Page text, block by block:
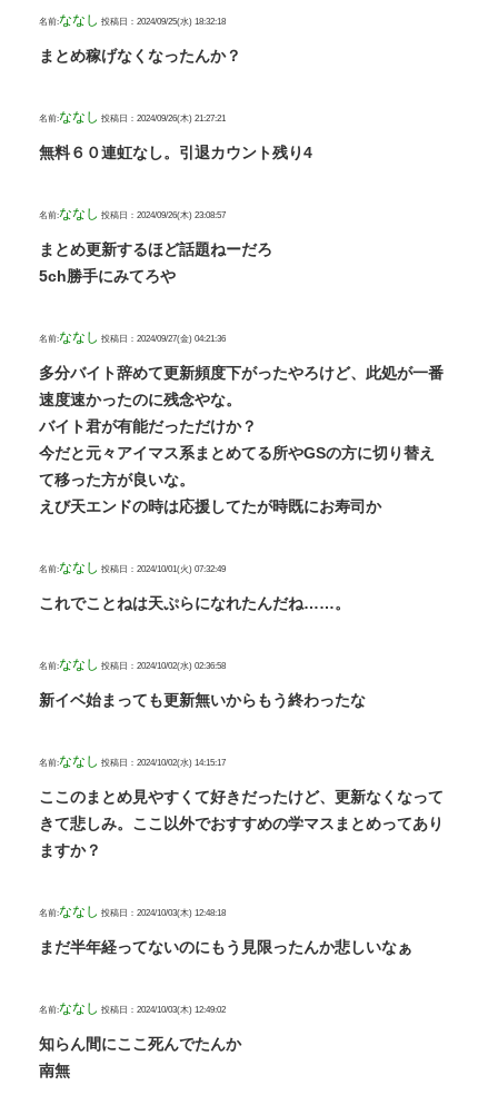
名前:ななし 投稿日：2024/09/25(水) 18:32:18
まとめ稼げなくなったんか？
名前:ななし 投稿日：2024/09/26(木) 21:27:21
無料６０連虹なし。引退カウント残り4
名前:ななし 投稿日：2024/09/26(木) 23:08:57
まとめ更新するほど話題ねーだろ
5ch勝手にみてろや
名前:ななし 投稿日：2024/09/27(金) 04:21:36
多分バイト辞めて更新頻度下がったやろけど、此処が一番
速度速かったのに残念やな。
バイト君が有能だっただけか？
今だと元々アイマス系まとめてる所やGSの方に切り替え
て移った方が良いな。
えび天エンドの時は応援してたが時既にお寿司か
名前:ななし 投稿日：2024/10/01(火) 07:32:49
これでことねは天ぷらになれたんだね……。
名前:ななし 投稿日：2024/10/02(水) 02:36:58
新イベ始まっても更新無いからもう終わったな
名前:ななし 投稿日：2024/10/02(水) 14:15:17
ここのまとめ見やすくて好きだったけど、更新なくなって
きて悲しみ。ここ以外でおすすめの学マスまとめってあり
ますか？
名前:ななし 投稿日：2024/10/03(木) 12:48:18
まだ半年経ってないのにもう見限ったんか悲しいなぁ
名前:ななし 投稿日：2024/10/03(木) 12:49:02
知らん間にここ死んでたんか
南無